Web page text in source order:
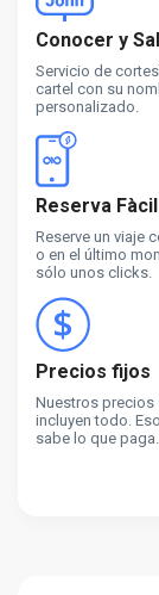
Conocer y
Servicio de
cartel con su
personalizado.
Reserva Fàcil
Reserve un viaje
o en el último
sólo unos clicks.
Precios fijos
Nuestros precios
incluyen todo.
sabe lo que paga.